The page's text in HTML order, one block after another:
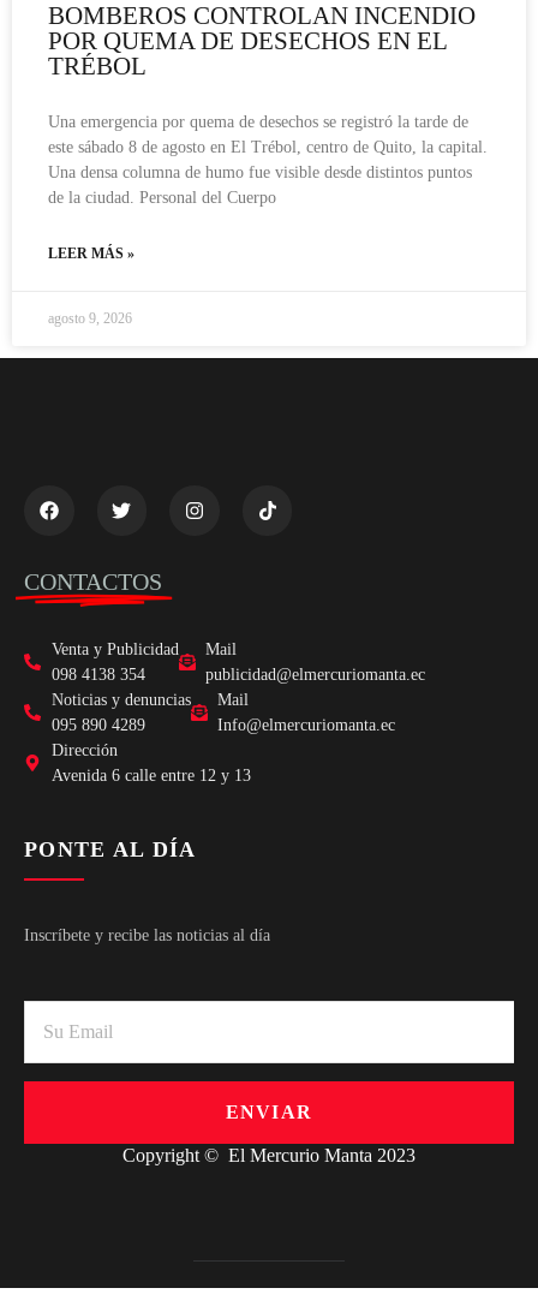
BOMBEROS CONTROLAN INCENDIO
POR QUEMA DE DESECHOS EN EL
TRÉBOL
Una emergencia por quema de desechos se registró la tarde de
este sábado 8 de agosto en El Trébol, centro de Quito, la capital.
Una densa columna de humo fue visible desde distintos puntos
de la ciudad. Personal del Cuerpo
LEER MÁS »
agosto 9, 2026
CONTACTOS
Venta y Publicidad
098 4138 354
Mail
publicidad@elmercuriomanta.ec
Noticias y denuncias
095 890 4289
Mail
Info@elmercuriomanta.ec
Dirección
Avenida 6 calle entre 12 y 13
PONTE AL DÍA
Inscríbete y recibe las noticias al día
ENVIAR
Copyright © El Mercurio Manta 2023